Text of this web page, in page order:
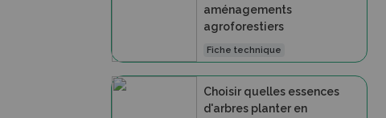
aménagements
agroforestiers
Fiche technique
Choisir quelles essences
d'arbres planter en